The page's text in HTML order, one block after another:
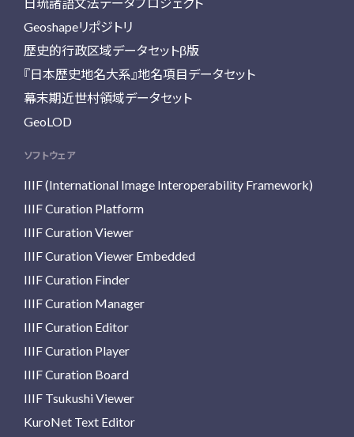
Geoshapeリポジトリ
歴史的行政区域データセットβ版
『日本歴史地名大系』地名項目データセット
幕末期近世村領域データセット
GeoLOD
ソフトウェア
IIIF (International Image Interoperability Framework)
IIIF Curation Platform
IIIF Curation Viewer
IIIF Curation Viewer Embedded
IIIF Curation Finder
IIIF Curation Manager
IIIF Curation Editor
IIIF Curation Player
IIIF Curation Board
IIIF Tsukushi Viewer
KuroNet Text Editor